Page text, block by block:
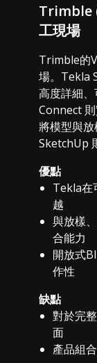
Trimble
工現場
Trimble的
場。Tekla
高度詳細
Connect
將模型與
SketchUp
優點
Tekla在
越
與放樣
合能力
開放式
作性
缺點
對於完
面
產品組